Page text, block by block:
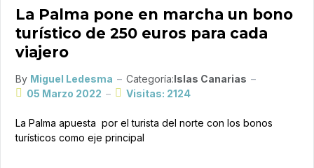
La Palma pone en marcha un bono
turístico de 250 euros para cada
viajero
By Miguel Ledesma Categoría:Islas Canarias
05 Marzo 2022
Visitas: 2124
La Palma apuesta por el turista del norte con los bonos
turísticos como eje principal